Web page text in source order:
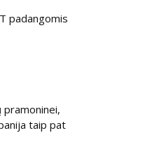
padangomis
pramoninei,
taip pat